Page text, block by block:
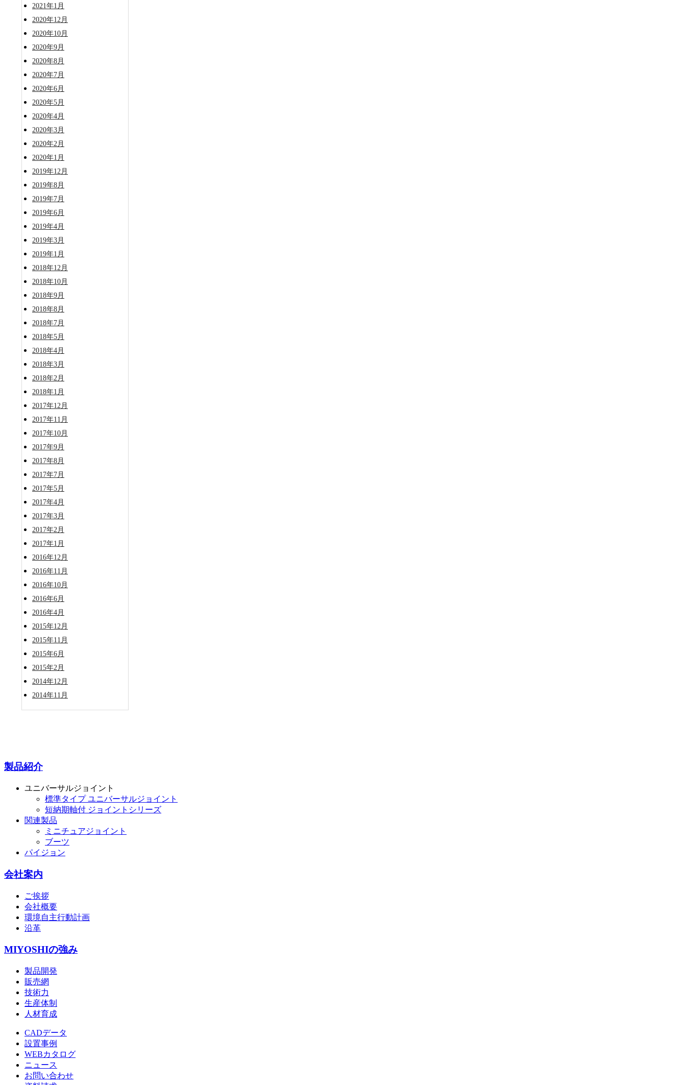
2021年1月
2020年12月
2020年10月
2020年9月
2020年8月
2020年7月
2020年6月
2020年5月
2020年4月
2020年3月
2020年2月
2020年1月
2019年12月
2019年8月
2019年7月
2019年6月
2019年4月
2019年3月
2019年1月
2018年12月
2018年10月
2018年9月
2018年8月
2018年7月
2018年5月
2018年4月
2018年3月
2018年2月
2018年1月
2017年12月
2017年11月
2017年10月
2017年9月
2017年8月
2017年7月
2017年5月
2017年4月
2017年3月
2017年2月
2017年1月
2016年12月
2016年11月
2016年10月
2016年6月
2016年4月
2015年12月
2015年11月
2015年6月
2015年2月
2014年12月
2014年11月
製品紹介
ユニバーサルジョイント
標準タイプ ユニバーサルジョイント
短納期軸付 ジョイントシリーズ
関連製品
ミニチュアジョイント
ブーツ
パイジョン
会社案内
ご挨拶
会社概要
環境自主行動計画
沿革
MIYOSHIの強み
製品開発
販売網
技術力
生産体制
人材育成
CADデータ
設置事例
WEBカタログ
ニュース
お問い合わせ